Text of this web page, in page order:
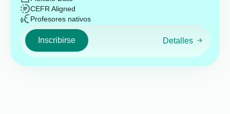
CEFR Aligned
Profesores nativos
Inscribirse Detalles